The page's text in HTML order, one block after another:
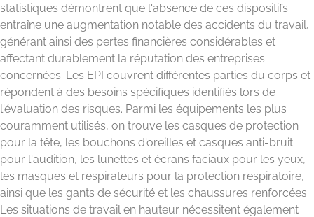
statistiques démontrent que l'absence de ces dispositifs
entraîne une augmentation notable des accidents du travail,
générant ainsi des pertes financières considérables et
affectant durablement la réputation des entreprises
concernées. Les EPI couvrent différentes parties du corps et
répondent à des besoins spécifiques identifiés lors de
l'évaluation des risques. Parmi les équipements les plus
couramment utilisés, on trouve les casques de protection
pour la tête, les bouchons d'oreilles et casques anti-bruit
pour l'audition, les lunettes et écrans faciaux pour les yeux,
les masques et respirateurs pour la protection respiratoire,
ainsi que les gants de sécurité et les chaussures renforcées.
Les situations de travail en hauteur nécessitent également